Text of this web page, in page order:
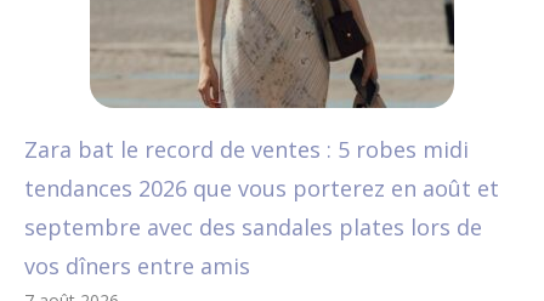
Zara bat le record de ventes : 5 robes midi
tendances 2026 que vous porterez en août et
septembre avec des sandales plates lors de
vos dîners entre amis